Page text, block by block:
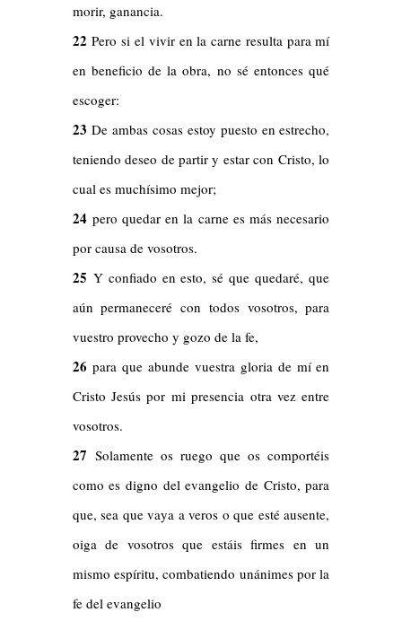
morir, ganancia.
22Pero si el vivir en la carne resulta para mí
en beneficio de la obra, no sé entonces qué
escoger:
23De ambas cosas estoy puesto en estrecho,
teniendo deseo de partir y estar con Cristo, lo
cual es muchísimo mejor;
24 pero quedar en la carne es más necesario
por causa de vosotros.
25 Y confiado en esto, sé que quedaré, que
aún permaneceré con todos vosotros, para
vuestro provecho y gozo de la fe,
26para que abunde vuestra gloria de mí en
Cristo Jesús por mi presencia otra vez entre
vosotros.
27 Solamente os ruego que os comportéis
como es digno del evangelio de Cristo, para
que, sea que vaya a veros o que esté ausente,
oiga de vosotros que estáis firmes en un
mismo espíritu, combatiendo unánimes por la
fe del evangelio